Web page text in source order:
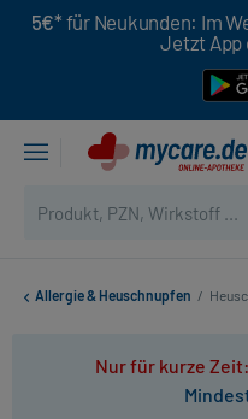
5€* für Neukunden: Im
Jetzt App
Allergie & Heuschnupfen /
Nur für kurze Zeit: